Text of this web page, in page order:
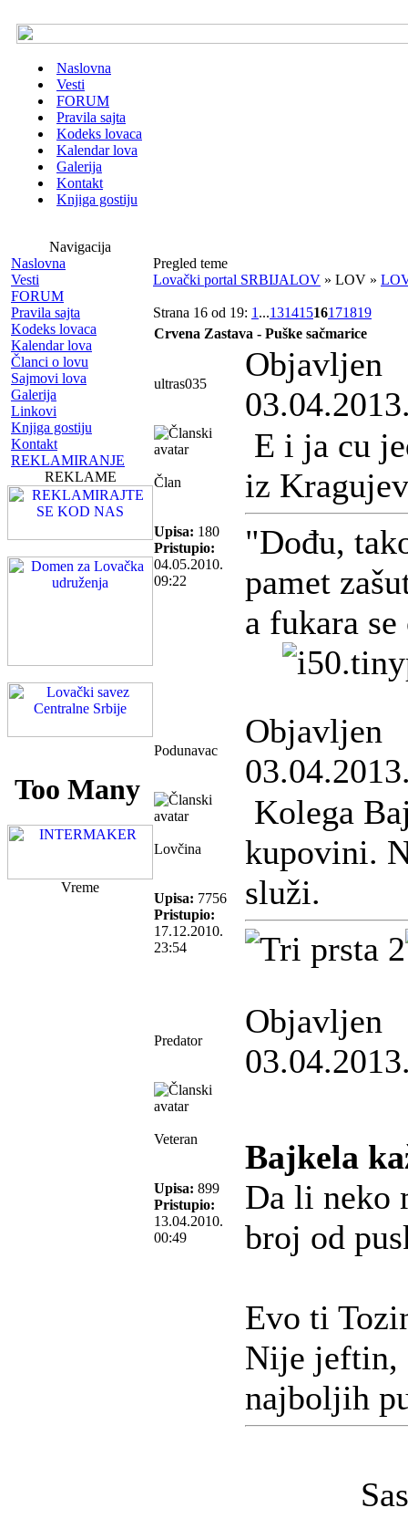
Naslovna
Vesti
FORUM
Pravila sajta
Kodeks lovaca
Kalendar lova
Galerija
Kontakt
Knjiga gostiju
Navigacija
Naslovna
Vesti
FORUM
Pravila sajta
Kodeks lovaca
Kalendar lova
Članci o lovu
Sajmovi lova
Galerija
Linkovi
Knjiga gostiju
Kontakt
REKLAMIRANJE
REKLAME
Vreme
Pregled teme
Lovački portal SRBIJALOV » LOV »
Strana 16 od 19: 1 ...13141516171819
Crvena Zastava - Puške sačmarice
ultras035
Objavljen
Član
Upisa: 180
Pristupio:
04.05.2010.
09:22
E i ja cu
iz
"Dođu,
pamet
a fukara
Podunavac
Objavljen
Lovčina
Upisa: 7756
Pristupio:
17.12.2010.
23:54
Kolega
kupovini.
služi.
Predator
Objavljen
Veteran
Upisa: 899
Pristupio:
13.04.2010.
00:49
Bajkela
Da li neko
broj od
Evo ti
Nije jeftin,
najboljih